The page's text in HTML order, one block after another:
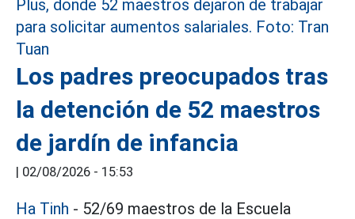
Los padres preocupados tras
la detención de 52 maestros
de jardín de infancia
| 02/08/2026 - 15:53
Ha Tinh - 52/69 maestros de la Escuela